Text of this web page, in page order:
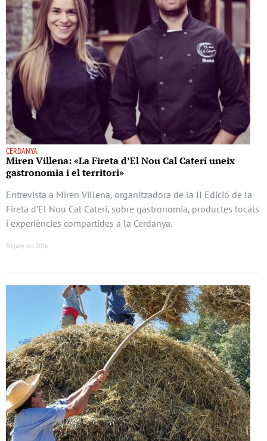
CERDANYA
Miren Villena: «La Fireta d’El Nou Cal Caterí uneix
gastronomia i el territori»
Entrevista a Miren Villena, organitzadora de la II Edició de la
Fireta d’El Nou Cal Caterí, sobre gastronomia, productes locals
i experiències compartides a la Cerdanya.
30 juny del 2026